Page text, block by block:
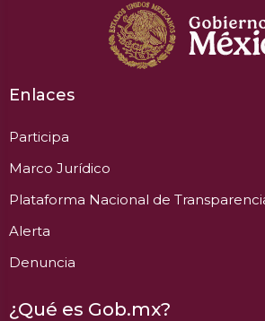
Enlaces
Participa
Marco Jurídico
Plataforma Nacional de
Alerta
Denuncia
¿Qué es Gob.mx?